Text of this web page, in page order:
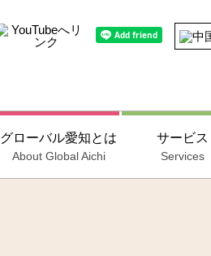
グローバル愛知とは
About Global Aichi
サービス
Services